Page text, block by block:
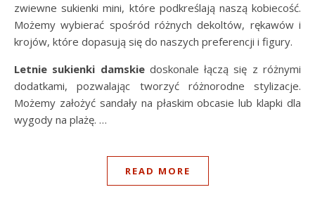
zwiewne sukienki mini, które podkreślają naszą kobiecość.
Możemy wybierać spośród różnych dekoltów, rękawów i
krojów, które dopasują się do naszych preferencji i figury.
Letnie sukienki damskiedoskonale łączą się z różnymi
dodatkami, pozwalając tworzyć różnorodne stylizacje.
Możemy założyć sandały na płaskim obcasie lub klapki dla
wygody na plażę. …
READ MORE